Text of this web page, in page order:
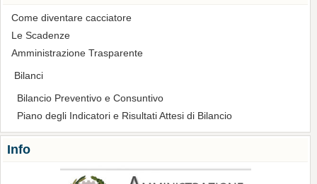
Come diventare cacciatore
Le Scadenze
Amministrazione Trasparente
Bilanci
Bilancio Preventivo e Consuntivo
Piano degli Indicatori e Risultati Attesi di Bilancio
Info